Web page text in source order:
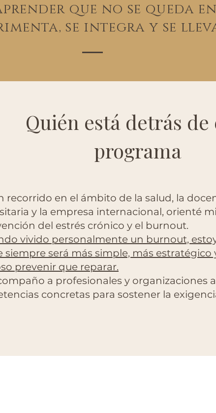
que no se queda
se integra y se
Quién está detrás de
programa
recorrido en el ámbito de la salud, la
y la empresa internacional, orienté
del estrés crónico y el burnout.
vivido personalmente un burnout,
siempre será más simple, más estratégico
prevenir que reparar.
a profesionales y organizaciones
concretas para sostener la